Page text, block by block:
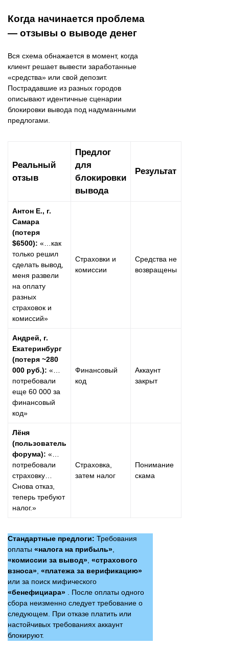
Когда начинается проблема
— отзывы о выводе денег
Вся схема обнажается в момент, когда
клиент решает вывести заработанные
«средства» или свой депозит.
Пострадавшие из разных городов
описывают идентичные сценарии
блокировки вывода под надуманными
предлогами.
Реальный
отзыв
Предлог
для
блокировки
вывода
Результат
Антон Е., г.
Самара
(потеря
$6500): «…как
только решил
сделать вывод,
меня развели
на оплату
разных
страховок и
комиссий»
Страховки и
комиссии
Средства не
возвращены
Андрей, г.
Екатеринбург
(потеря ~280
000 руб.): «…
потребовали
еще 60 000 за
финансовый
код»
Финансовый
код
Аккаунт
закрыт
Лёня
(пользователь
форума): «…
потребовали
страховку…
Снова отказ,
теперь требуют
налог.»
Страховка,
затем налог
Понимание
скама
Стандартные предлоги: Требования
оплаты «налога на прибыль»
«комиссии за вывод» «страхового
взноса» «платежа за верификацию»
или за поиск мифического
«бенефициара» . После оплаты одного
сбора неизменно следует требование о
следующем. При отказе платить или
настойчивых требованиях аккаунт
блокируют.